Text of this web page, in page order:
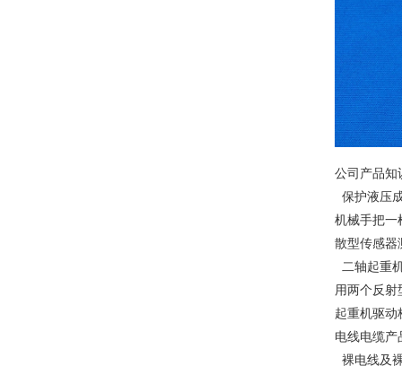
公司产品知
保护液压
机械手把一
散型传感器
二轴起重
用两个反
起重机驱动
电线电缆产
裸电线及